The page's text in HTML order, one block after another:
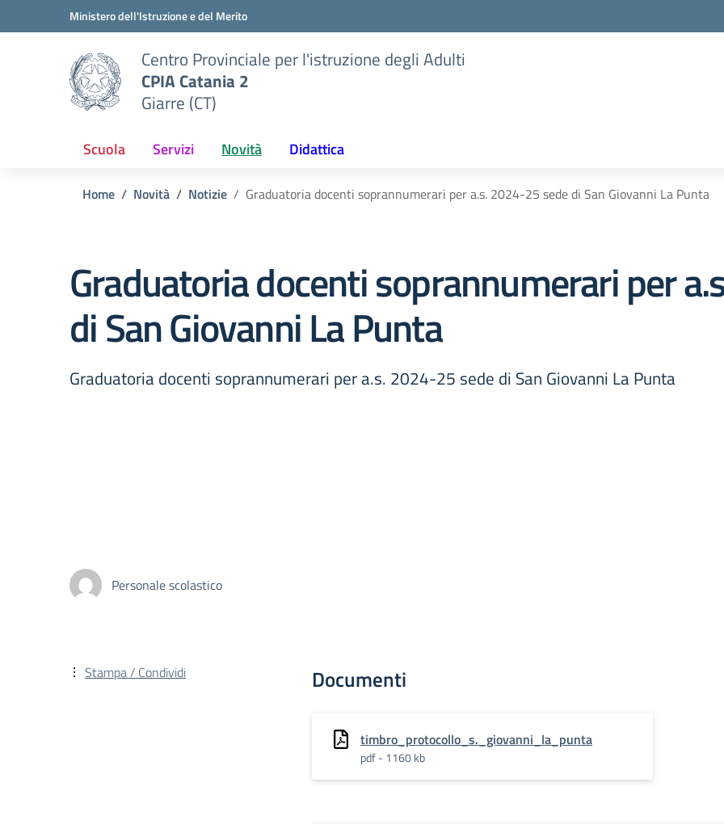
Vai ai contenuti
Vai al menu di navigazioneMinistero dell'Istruzione e del Merito
Centro Provinciale per l'istruzione degli Adulti
CPIA Catania 2
Giarre (CT)
Scuola Servizi Novità Didattica
Home Novità Notizie Graduatoria docenti soprannumerari per a.s. 2024-25 sede di San Giovanni La Punta
Graduatoria docenti soprannumerari per
di San Giovanni La Punta
Graduatoria docenti soprannumerari per a.s. 2024-25 sede di San Giovanni La Punta
Personale scolastico
Documenti
timbro_protocollo_s._giovanni_la_punta
pdf - 1160 kb
Stampa / Condividi